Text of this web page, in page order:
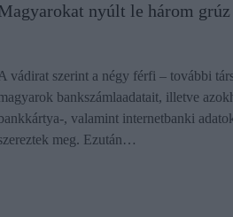
nyúlt le három
A vádirat szerint a négy férfi – további
bankszámlaadatait, illetve
, valamint internetbanki
meg. Ezután…